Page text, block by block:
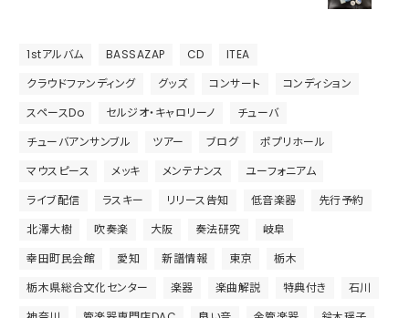
1stアルバム BASSAZAP CD
ITEA
クラウドファンディング
グッズ コンサート
コンディション
スペースDo
セルジオ・キャロリーノ
チューバ
チューバアンサンブル
ツアー ブログ
ポプリホール
マウスピース
メッキ メンテナンス
ユーフォニアム
ライブ配信
ラスキー リリース告知 低音楽器
先行予約
北澤大樹
吹奏楽 大阪 奏法研究
岐阜
幸田町民会館
愛知 新譜情報 東京
栃木
栃木県総合文化センター
楽器 楽曲解説 特典付き
石川